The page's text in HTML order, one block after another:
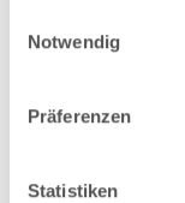
Notwendig
Präferenzen
Statistiken
richtig
5 Ursachen